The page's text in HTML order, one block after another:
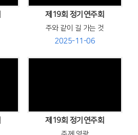
제19회 정기연주회
주와 같이 길 가는 것
2025-11-06
제19회 정기연주회